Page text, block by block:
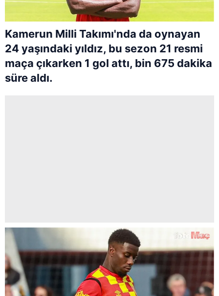
Kamerun Milli Takımı'nda da oynayan
24 yaşındaki yıldız, bu sezon 21 resmi
maça çıkarken 1 gol attı, bin 675 dakika
süre aldı.